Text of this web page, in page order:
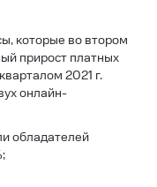
которые во втором
прирост платных
2021 г.
онлайн-
обладателей